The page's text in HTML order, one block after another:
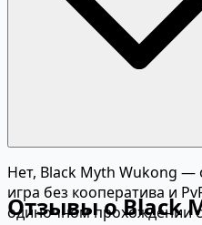
Нет, Black Myth Wukong —
игра без кооператива и
одиночном прохождении
Отзывы о Black